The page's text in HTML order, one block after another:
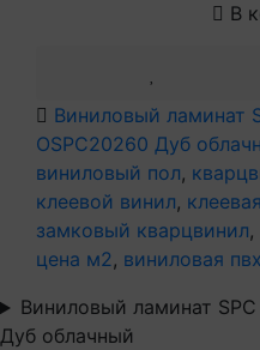
В
Виниловый ламинат
OSPC20260 Дуб
виниловый пол,
клеевой винил,
замковый кварцвинил,
цена м2, виниловая
Виниловый ламинат
Дуб облачный